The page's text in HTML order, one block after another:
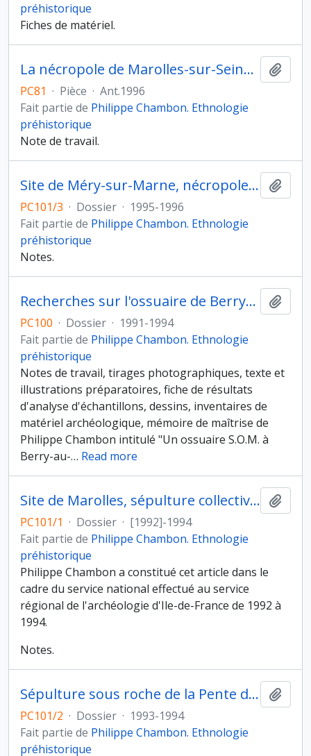
préhistorique
Fiches de matériel.
La nécropole de Marolles-sur-Seine, les Gours aux Lions, au Bronze final IIIb Hallstatt ancien
PC81 · Pièce · Ant.1996
Fait partie de Philippe Chambon. Ethnologie
préhistorique
Note de travail.
Site de Méry-sur-Marne, nécropoles "Le Carreau Franc", "Le Parc de Saint-Donain" et "Le Chemin de Montereau"
PC101/3 · Dossier · 1995-1996
Fait partie de Philippe Chambon. Ethnologie
préhistorique
Notes.
Recherches sur l'ossuaire de Berry-au Bac (Aisne) dans le cadre de la maîtrise de Ph. Chambon
PC100 · Dossier · 1991-1994
Fait partie de Philippe Chambon. Ethnologie
préhistorique
Notes de travail, tirages photographiques, texte et
illustrations préparatoires, fiche de résultats
d'analyse d'échantillons, dessins, inventaires de
matériel archéologique, mémoire de maîtrise de
Philippe Chambon intitulé "Un ossuaire S.O.M. à
Berry-au-… Read more
Site de Marolles, sépulture collective des Varennes à Val-de-Reuil et Villemaure-sur-Vanne
PC101/1 · Dossier · [1992]-1994
Fait partie de Philippe Chambon. Ethnologie
préhistorique
Philippe Chambon a constitué cet article dans le
cadre du service national effectué au service
régional de l'archéologie d'Ile-de-France de 1992 à
1994.
Notes.
Sépulture sous roche de la Pente de Courcelles à Nanteau-sur-Essonne (Seine-et-Marne)
PC101/2 · Dossier · 1993-1994
Fait partie de Philippe Chambon. Ethnologie
préhistorique